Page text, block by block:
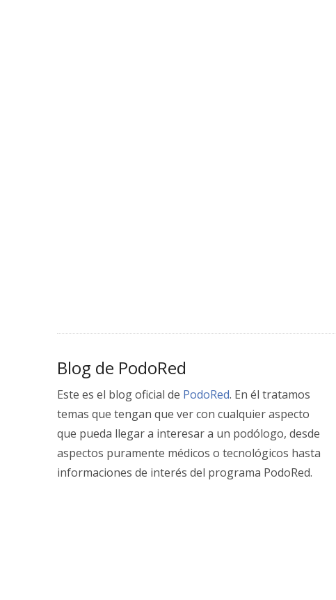
Blog de PodoRed
Este es el blog oficial de PodoRed. En él tratamos
temas que tengan que ver con cualquier aspecto
que pueda llegar a interesar a un podólogo, desde
aspectos puramente médicos o tecnológicos hasta
informaciones de interés del programa PodoRed.